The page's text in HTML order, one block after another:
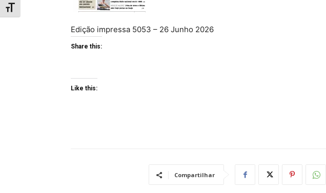
Toggle Font size
Edição impressa 5053 – 26 Junho 2026
Share this:
Like this:
Compartilhar